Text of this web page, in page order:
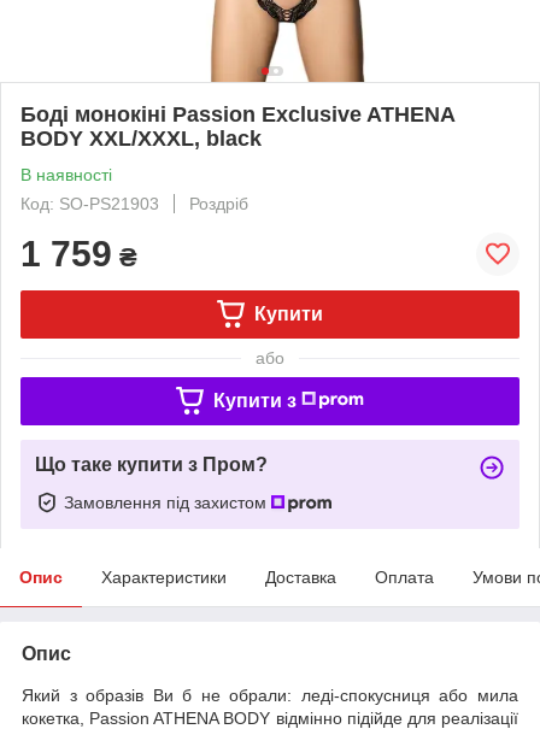
Боді монокіні Passion Exclusive ATHENA
BODY XXL/XXXL, black
В наявності
Код: SO-PS21903
Роздріб
1 759 ₴
Купити
або
Купити з
Що таке купити з Пром?
Замовлення під захистом
Опис Характеристики Доставка Оплата Умови
Опис
Який з образів Ви б не обрали: леді-спокусниця або мила
кокетка, Passion ATHENA BODY відмінно підійде для реалізації